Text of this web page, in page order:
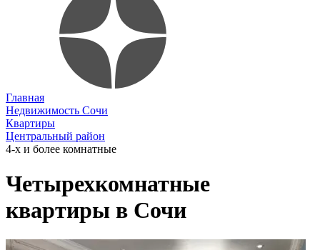
Главная
Недвижимость Сочи
Квартиры
Центральный район
4-х и более комнатные
Четырехкомнатные
квартиры в Сочи